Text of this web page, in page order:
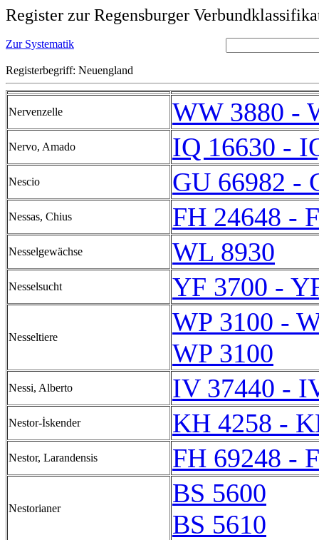
Register zur Regensburger
Zur Systematik
Registerbegriff: Neuengland
Nervenzelle WW 3880 -
Nervo, Amado IQ 16630 -
Nescio GU 66982 -
Nessas, Chius FH 24648 -
Nesselgewächse WL 8930
Nesselsucht YF 3700 -
Nesseltiere
WP 3100 -
WP 3100
Nessi, Alberto IV 37440 -
Nestor-İskender KH 4258 -
Nestor, Larandensis FH 69248 -
Nestorianer
BS 5600
BS 5610